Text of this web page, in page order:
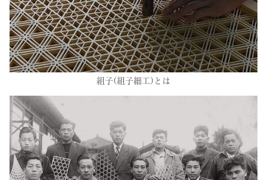
組子(組子細工)とは